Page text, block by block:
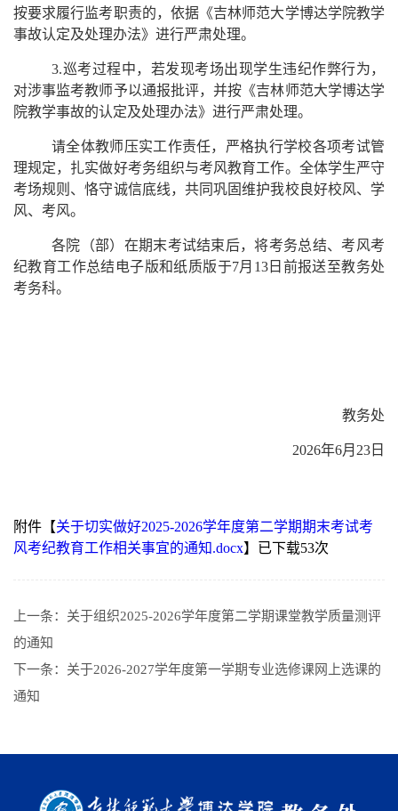
按要求履行监考职责的，依据《吉林师范大学博达学院教学
事故认定及处理办法》进行严肃处理。
3.巡考过程中，若发现考场出现学生违纪作弊行为，
对涉事监考教师予以通报批评，并按《吉林师范大学博达学
院教学事故的认定及处理办法》进行严肃处理。
请全体教师压实工作责任，严格执行学校各项考试管
理规定，扎实做好考务组织与考风教育工作。全体学生严守
考场规则、恪守诚信底线，共同巩固维护我校良好校风、学
风、考风。
各院（部）在期末考试结束后，将考务总结、考风考
纪教育工作总结电子版和纸质版于7月13日前报送至教务处
考务科。
教务处
2026年6月23日
附件【关于切实做好2025-2026学年度第二学期期末考试考
风考纪教育工作相关事宜的通知.docx】已下载53次
上一条： 关于组织2025-2026学年度第二学期课堂教学质量测评
的通知
下一条： 关于2026-2027学年度第一学期专业选修课网上选课的
通知